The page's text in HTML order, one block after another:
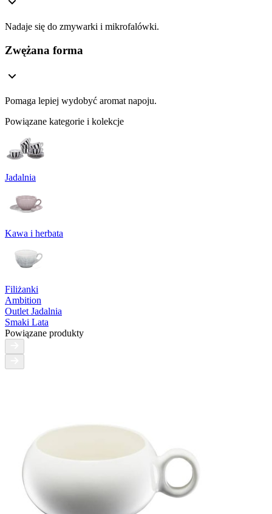
Nadaje się do zmywarki i mikrofalówki.
Zwężana forma
Pomaga lepiej wydobyć aromat napoju.
Powiązane kategorie i kolekcje
Jadalnia
Kawa i herbata
Filiżanki
Ambition
Outlet Jadalnia
Smaki Lata
Powiązane produkty